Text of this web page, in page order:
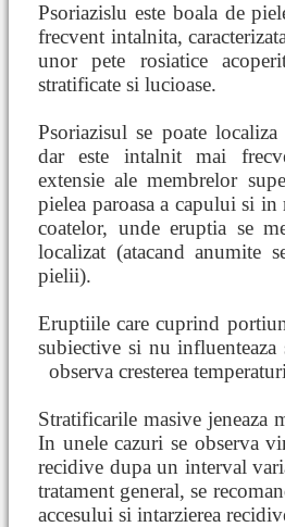
Psoriazislu este boala de
frecvent intalnita,
unor pete rosiatice
stratificate si lucioase.
Psoriazisul se poate
dar este intalnit mai
extensie ale membrelor
pielea paroasa a capului si
coatelor, unde eruptia se
localizat (atacand anumite
pielii).
Eruptiile care cuprind
subiective si nu influenteaza
observa cresterea
Stratificarile masive jeneaza
In unele cazuri se observa
recidive dupa un interval
tratament general, se
accesului si intarzierea